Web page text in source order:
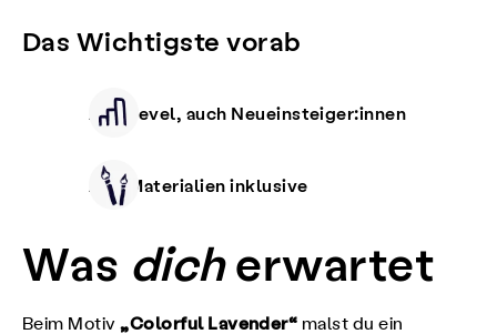
Das Wichtigste vorab
Alle Level, auch Neueinsteiger:innen
Alle Materialien inklusive
Was dicherwartet
Beim Motiv„Colorful Lavender“ malst du ein